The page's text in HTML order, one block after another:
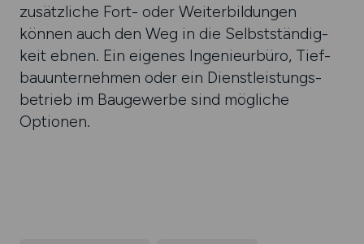
zusätz­liche Fort- oder Weiter­bildun­gen
können auch den Weg in die Selbst­ständig­
keit ebnen. Ein eigenes Ingenieur­büro, Tief­
bau­unter­nehmen oder ein Dienst­leistungs­
betrieb im Bau­gewerbe sind mög­liche
Optionen.